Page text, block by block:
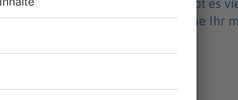
linktr.ee/notaufnahme Ihr möchtet
E-Mail an: hallo@podever.de